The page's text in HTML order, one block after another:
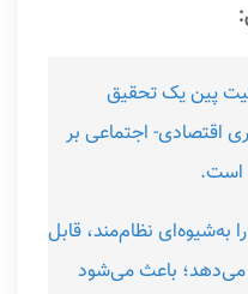
پین یک تحقیق
اقتصادی- اجتماعی بر
است.
به‌شیوه‌ای نظام‌مند، قابل‌
می‌دهد؛ باعث می‌شود